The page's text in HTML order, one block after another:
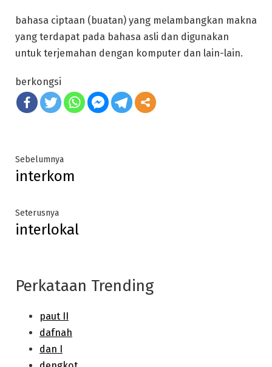
bahasa ciptaan (buatan) yang melambangkan makna
yang terdapat pada bahasa asli dan digunakan
untuk terjemahan dengan komputer dan lain-lain.
berkongsi
Post
navigation
SebelumnyaPrevious
post:
interkom
SeterusnyaNext
post:
interlokal
Perkataan Trending